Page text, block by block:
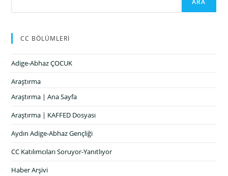
ARA
CC BÖLÜMLERİ
Adige-Abhaz ÇOCUK
Araştırma
Araştırma | Ana Sayfa
Araştırma | KAFFED Dosyası
Aydın Adige-Abhaz Gençliği
CC Katılımcıları Soruyor-Yanıtlıyor
Haber Arşivi